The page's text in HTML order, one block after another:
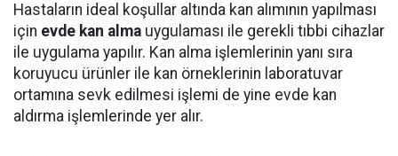
Hastaların ideal koşullar altında kan alımının yapılması
için evde kan alma uygulaması ile gerekli tıbbi cihazlar
ile uygulama yapılır. Kan alma işlemlerinin yanı sıra
koruyucu ürünler ile kan örneklerinin laboratuvar
ortamına sevk edilmesi işlemi de yine evde kan
aldırma işlemlerinde yer alır.